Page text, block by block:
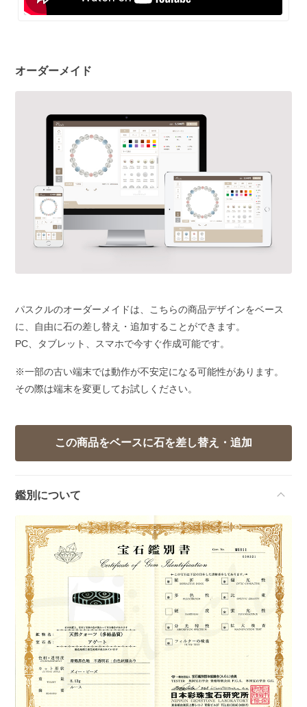
オーダーメイド
パスクルのオーダーメイドは、こちらの商品デザインをベース
に、自由に石の差し替え・追加することができます。
PC、タブレット、スマホで今すぐ作成可能です。
※一部の古い端末では動作が不安定になる可能性があります。
その際は端末を変更してお試しください。
鑑別について